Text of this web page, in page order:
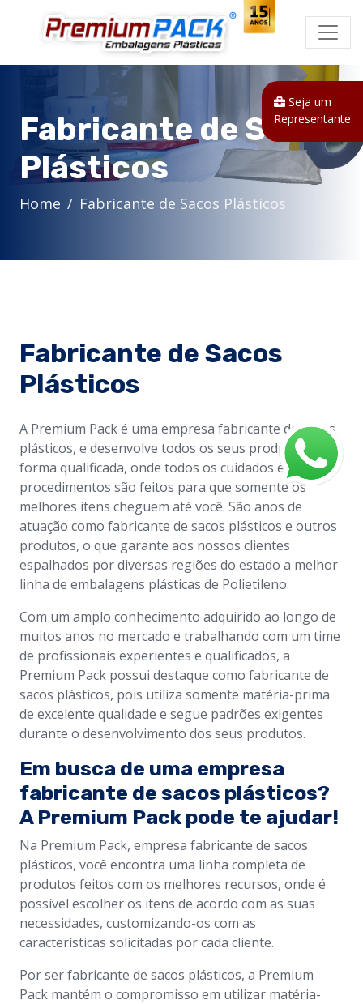
Seja um
Representante
Fabricante de Sacos
Plásticos
Home Fabricante de Sacos Plásticos
Fabricante de Sacos
Plásticos
A Premium Pack é uma empresa fabricante de sacos
plásticos, e desenvolve todos os seus produtos de
forma qualificada, onde todos os cuidados e
procedimentos são feitos para que somente os
melhores itens cheguem até você. São anos de
atuação como fabricante de sacos plásticos e outros
produtos, o que garante aos nossos clientes
espalhados por diversas regiões do estado a melhor
linha de embalagens plásticas de Polietileno.
Com um amplo conhecimento adquirido ao longo de
muitos anos no mercado e trabalhando com um time
de profissionais experientes e qualificados, a
Premium Pack possui destaque como fabricante de
sacos plásticos, pois utiliza somente matéria-prima
de excelente qualidade e segue padrões exigentes
durante o desenvolvimento dos seus produtos.
Em busca de uma empresa
fabricante de sacos plásticos?
A Premium Pack pode te ajudar!
Na Premium Pack, empresa fabricante de sacos
plásticos, você encontra uma linha completa de
produtos feitos com os melhores recursos, onde é
possível escolher os itens de acordo com as suas
necessidades, customizando-os com as
características solicitadas por cada cliente.
Por ser fabricante de sacos plásticos, a Premium
Pack mantém o compromisso em utilizar matéria-